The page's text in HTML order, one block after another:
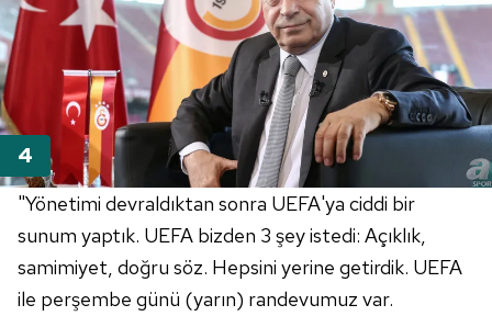
"Yönetimi devraldıktan sonra UEFA'ya ciddi bir
sunum yaptık. UEFA bizden 3 şey istedi: Açıklık,
samimiyet, doğru söz. Hepsini yerine getirdik. UEFA
ile perşembe günü (yarın) randevumuz var.